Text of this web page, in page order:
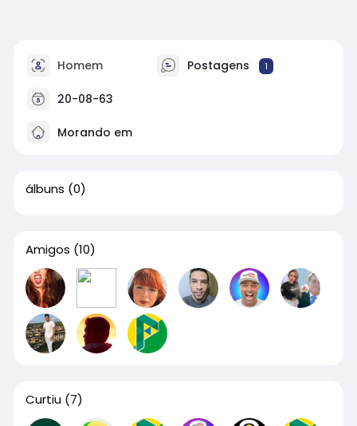
Homem Postagens 1
20-08-63
Morando em
álbuns (0)
Amigos (10)
Curtiu (7)